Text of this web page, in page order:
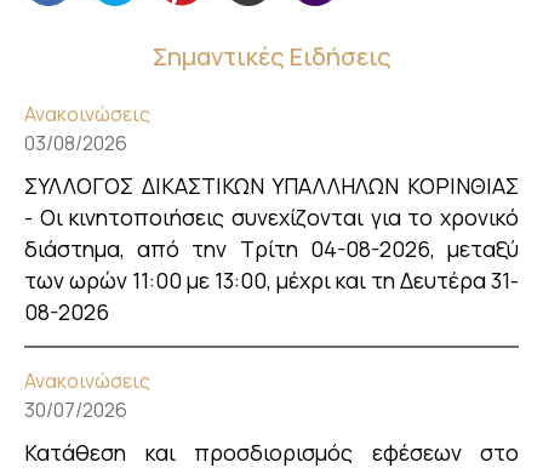
Σημαντικές Ειδήσεις
Ανακοινώσεις
03/08/2026
ΣΥΛΛΟΓΟΣ ΔΙΚΑΣΤΙΚΩΝ ΥΠΑΛΛΗΛΩΝ ΚΟΡΙΝΘΙΑΣ
- Οι κινητοποιήσεις συνεχίζονται για το χρονικό
διάστημα, από την Τρίτη 04-08-2026, μεταξύ
των ωρών 11:00 με 13:00, μέχρι και τη Δευτέρα 31-
08-2026
Ανακοινώσεις
30/07/2026
Κατάθεση και προσδιορισμός εφέσεων στο